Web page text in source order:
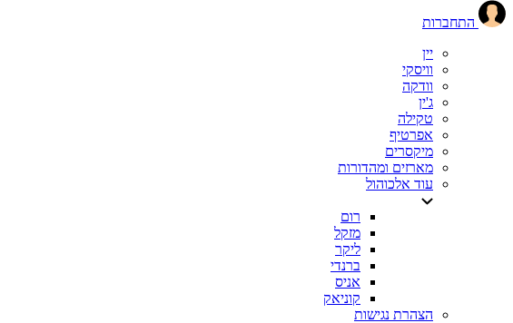
התחברות
יין
וויסקי
וודקה
ג'ין
טקילה
אפרטיף
מיקסרים
מארזים ומהדורות
עוד אלכוהול
רום
מזקל
ליקר
ברנדי
אניס
קוניאק
הצהרת נגישות